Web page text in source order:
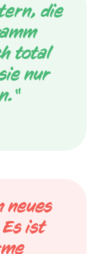
die
total
nur
neues
ist